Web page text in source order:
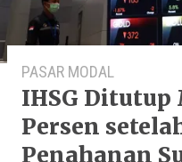
PASAR MODAL
IHSG Ditutup
Persen
Penahanan